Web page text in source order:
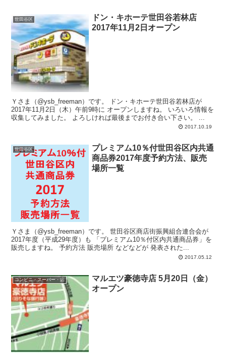
世田谷区
ドン・キホーテ世田谷若林店
2017年11月2日オープン
Ｙさま（@ysb_freeman）です。 ドン・キホーテ世田谷若林店が
2017年11月2日（木）午前9時に オープンしますね。 いろいろ情報を
2017.10.19
世田谷区
プレミアム10％付世田谷区内共通
商品券2017年度予約方法、販売
場所一覧
Ｙさま（@ysb_freeman）です。 世田谷区商店街振興組合連合会が
2017年度（平成29年度）も 「プレミアム10％付区内共通商品券」を
販売しますね。 予約方法 販売場所 などなどが 発表された...
2017.05.12
コンビニ・スーパー・店
マルエツ豪徳寺店 5月20日（金）
オープン